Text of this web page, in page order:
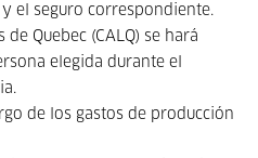
el seguro correspondiente.
Quebec (CALQ) se hará
elegida durante el
de los gastos de producción